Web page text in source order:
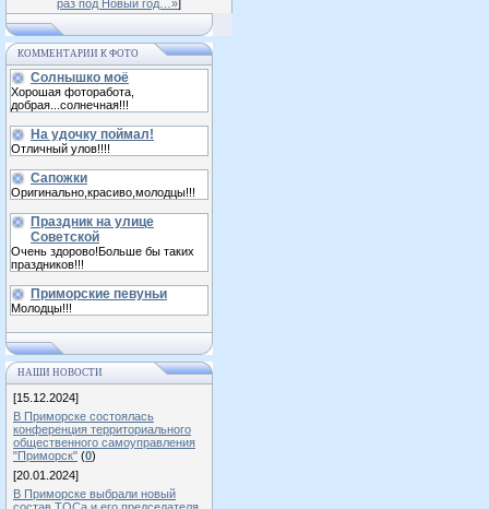
раз под Новый год…»]
КОММЕНТАРИИ К ФОТО
Солнышко моё
Хорошая фоторабота,
добрая...солнечная!!!
На удочку поймал!
Отличный улов!!!!
Сапожки
Оригинально,красиво,молодцы!!!
Праздник на улице
Советской
Очень здорово!Больше бы таких
праздников!!!
Приморские певуньи
Молодцы!!!
НАШИ НОВОСТИ
[15.12.2024]
В Приморске состоялась
конференция территориального
общественного самоуправления
"Приморск" (0)
[20.01.2024]
В Приморске выбрали новый